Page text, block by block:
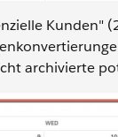
Kunden"
archivierte